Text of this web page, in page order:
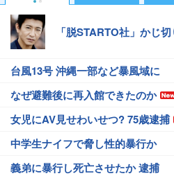
「脱STARTO社」かじ
台風13号 沖縄一部など暴風域に
なぜ避難後に再入館できたのか
女児にAV見せわいせつ? 75歳逮捕
中学生ナイフで脅し性的暴行か
義弟に暴行し死亡させたか 逮捕